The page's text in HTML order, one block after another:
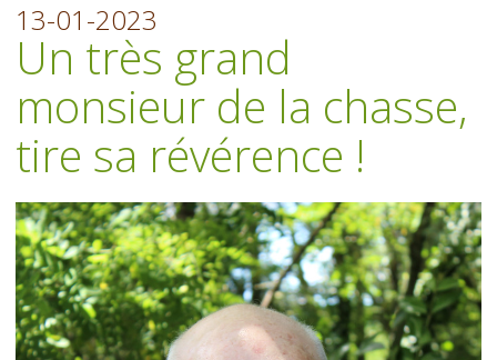
13-01-2023
Un très grand
monsieur de la chasse,
tire sa révérence !